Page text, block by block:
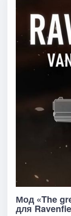
Мод «The
для